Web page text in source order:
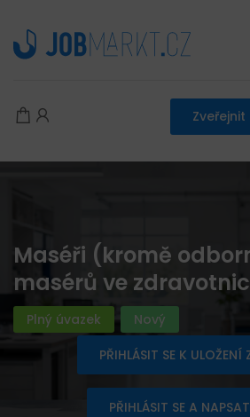
Maséři (kromě
masérů ve
Plný úvazek
Nový
PŘIHLÁSIT SE K ULOŽENÍ
PŘIHLÁSIT SE A